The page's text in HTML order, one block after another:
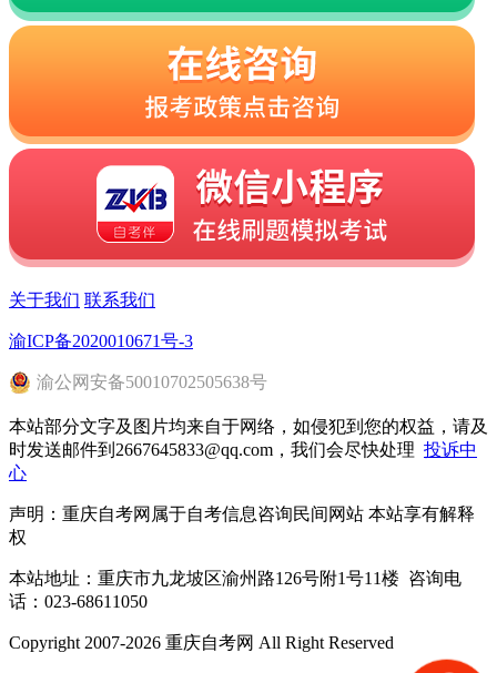
关于我们 联系我们
渝ICP备2020010671号-3
渝公网安备50010702505638号
本站部分文字及图片均来自于网络，如侵犯到您的权益，请及
时发送邮件到2667645833@qq.com，我们会尽快处理 投诉中
心
声明：重庆自考网属于自考信息咨询民间网站 本站享有解释
权
本站地址：重庆市九龙坡区渝州路126号附1号11楼 咨询电
话：023-68611050
Copyright 2007-2026 重庆自考网 All Right Reserved